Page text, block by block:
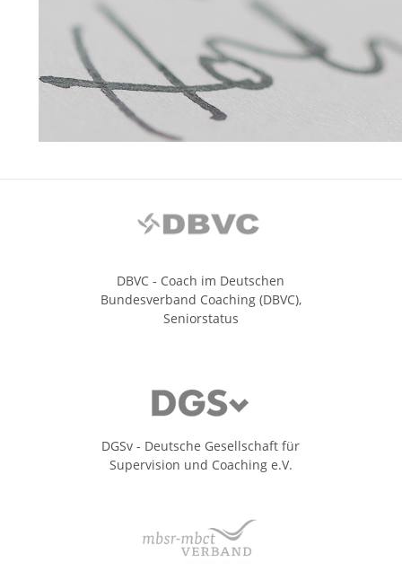
DBVC - Coach im Deutschen
Bundesverband Coaching (DBVC),
Seniorstatus
DGSv - Deutsche Gesellschaft für
Supervision und Coaching e.V.